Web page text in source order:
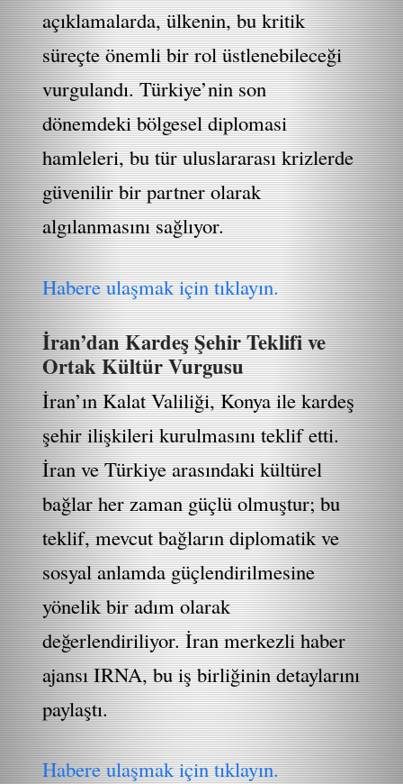
açıklamalarda, ülkenin, bu kritik
süreçte önemli bir rol üstlenebileceği
vurgulandı. Türkiye’nin son
dönemdeki bölgesel diplomasi
hamleleri, bu tür uluslararası krizlerde
güvenilir bir partner olarak
algılanmasını sağlıyor.
Habere ulaşmak için tıklayın.
İran’dan Kardeş Şehir Teklifi ve
Ortak Kültür Vurgusu
İran’ın Kalat Valiliği, Konya ile kardeş
şehir ilişkileri kurulmasını teklif etti.
İran ve Türkiye arasındaki kültürel
bağlar her zaman güçlü olmuştur; bu
teklif, mevcut bağların diplomatik ve
sosyal anlamda güçlendirilmesine
yönelik bir adım olarak
değerlendiriliyor. İran merkezli haber
ajansı IRNA, bu iş birliğinin detaylarını
paylaştı.
Habere ulaşmak için tıklayın.